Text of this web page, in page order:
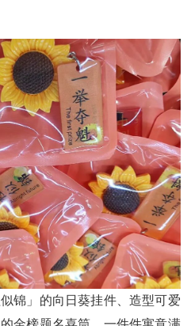
」的向日葵挂件、造型可爱